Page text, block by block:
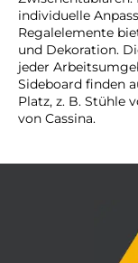
individuelle
Regalelemente
und Dekoration.
jeder
Sideboard finden
Platz, z. B. Stühle
von Cassina.